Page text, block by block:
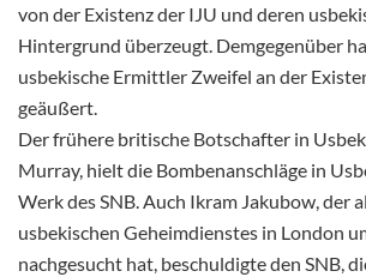
von der Existenz der IJU und deren
Hintergrund überzeugt. Demgegenüber
usbekische Ermittler Zweifel an der
geäußert.
Der frühere britische Botschafter in
Murray, hielt die Bombenanschläge in
Werk des SNB. Auch Ikram Jakubow, der
usbekischen Geheimdienstes in London
nachgesucht hat, beschuldigte den SNB,